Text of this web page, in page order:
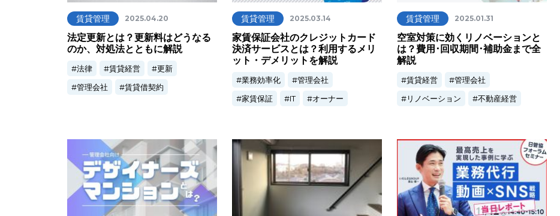
賃貸管理 2025.04.20
法定更新とは？更新料はどうなる
のか、対処法とともに解説
法律 賃貸経営
更新
管理会社
賃貸借契約
賃貸管理 2025.03.14
家賃保証会社のクレジットカード
決済サービスとは？利用するメリ
ット・デメリットを解説
業務効率化
管理会社
家賃保証
IT オーナー
賃貸管理 2025.01.31
空室対策に効くリノベーションと
は？費用･回収期間･補助金まで全
解説
賃貸経営
管理会社
リノベーション
不動産経営